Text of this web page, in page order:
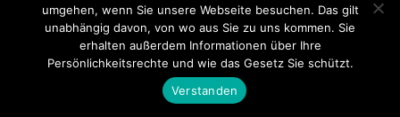
Startseite Einsätze Mitglied werden Über uns
Kontakt
Think Up Themes Ltd. Powered by
umgehen, wenn Sie unsere Webseite besuchen. Das gilt
unabhängig davon, von wo aus Sie zu uns kommen. Sie
erhalten außerdem Informationen über Ihre
Persönlichkeitsrechte und wie das Gesetz Sie schützt.
Verstanden